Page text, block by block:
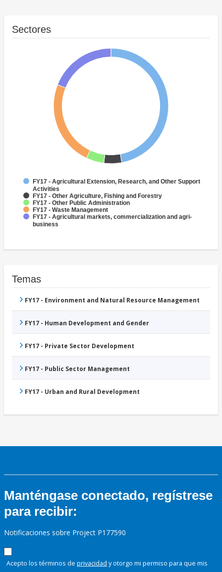
Sectores
FY17 - Agricultural Extension, Research, and Other Support
Activities
FY17 - Other Agriculture, Fishing and Forestry
FY17 - Other Public Administration
FY17 - Waste Management
FY17 - Agricultural markets, commercialization and agri-
business
Temas
FY17 - Environment and Natural Resource Management
FY17 - Human Development and Gender
FY17 - Private Sector Development
FY17 - Public Sector Management
FY17 - Urban and Rural Development
Manténgase conectado, regístrese
para recibir:
Notificaciones sobre Project P177590
Acepto los términos de privacidad y otorgo mi permiso para que mis